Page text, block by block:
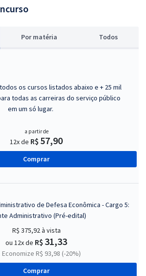
Por matéria Todos
os cursos listados abaixo e + 25 mil
todas as carreiras do serviço público
em um só lugar.
a partir de
12x de R$ 57,90
Comprar
de Defesa Econômica - Cargo 5:
Administrativo (Pré-edital)
R$ 375,92à vista
ou 12x de R$ 31,33
Economize R$ 93,98 (-20%)
Comprar